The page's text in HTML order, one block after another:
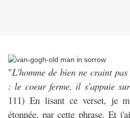
"L'homme de bien ne craint
: le coeur ferme, il s'appuie
111) En lisant ce verset, je
étonnée, par cette phrase. Et